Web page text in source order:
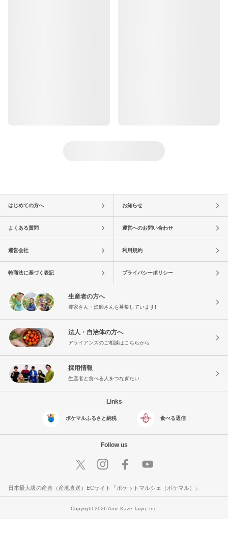
はじめての方へ お知らせ
よくある質問 運営へのお問い合わせ
運営会社 利用規約
特商法に基づく表記 プライバシーポリシー
生産者の方へ
農家さん・漁師さんを募集しています!
法人・自治体の方へ
アライアンスのご相談はこちらから
採用情報
生産者と食べる人をつなぎたい
Links
ポケマルふるさと納税 食べる通信
Follow us
日本最大級の産直（産地直送）ECサイト『ポケットマルシェ（ポケマル）』
Copyright 2026 Ame Kaze Taiyo, Inc.